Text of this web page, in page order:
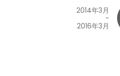
2014年3月
-
2016年3月